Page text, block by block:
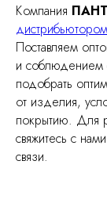
Компания
дистрибьютором
Поставляем
и соблюдением
подобрать
от изделия,
покрытию. Для
свяжитесь с
связи.